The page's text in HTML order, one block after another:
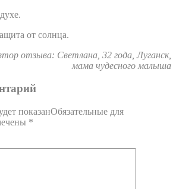
от солнца.
отзыва: Светлана, 32 года, Луганск,
мама чудесного малыша
показанОбязательные для
*